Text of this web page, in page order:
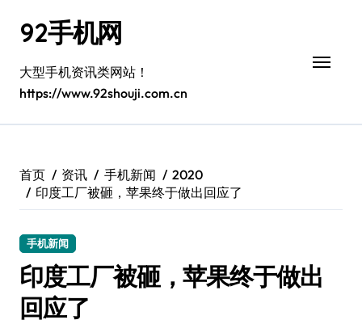
92手机网
大型手机资讯类网站！
https://www.92shouji.com.cn
首页 资讯 手机新闻
2020
印度工厂被砸，苹果终于做出回应了
手机新闻
印度工厂被砸，苹果终于做出
回应了